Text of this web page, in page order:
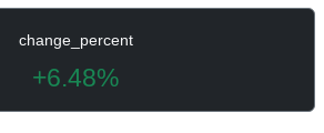
change_percent
+6.48%